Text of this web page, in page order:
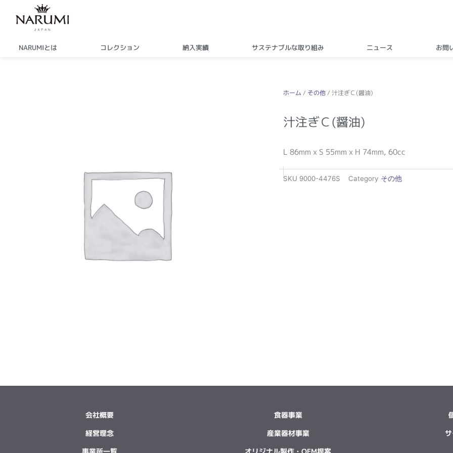
NARUMIとは コレクション 納入実績 サステナブルな取り組み ニュース お問
ホーム / その他 / 汁注ぎＣ(醤油)
汁注ぎＣ(醤油)
L 86mm x S 55mm x H 74mm, 60cc
SKU 9000-4476S Category その他
会社概要
経営理念
事業所一覧
食器事業
産業器材事業
オリジナル製作・OEM提案